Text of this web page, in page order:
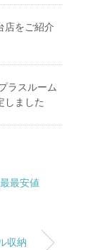
店をご紹介
ラスルーム
しました
最安値
収納